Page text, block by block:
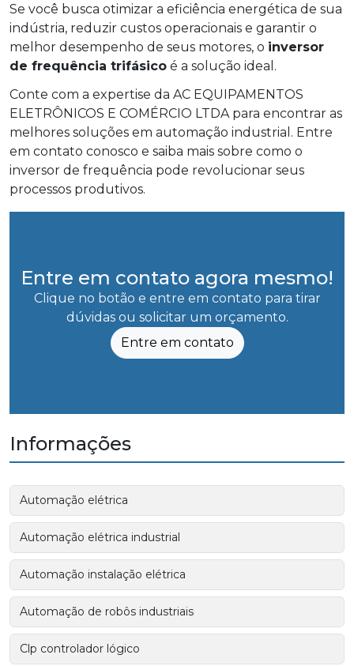
Se você busca otimizar a eficiência energética de sua
indústria, reduzir custos operacionais e garantir o
melhor desempenho de seus motores, o inversor
de frequência trifásico é a solução ideal.
Conte com a expertise da AC EQUIPAMENTOS
ELETRÔNICOS E COMÉRCIO LTDA para encontrar as
melhores soluções em automação industrial. Entre
em contato conosco e saiba mais sobre como o
inversor de frequência pode revolucionar seus
processos produtivos.
Entre em contato agora mesmo!
Clique no botão e entre em contato para tirar
dúvidas ou solicitar um orçamento.
Entre em contato
Informações
Automação elétrica
Automação elétrica industrial
Automação instalação elétrica
Automação de robôs industriais
Clp controlador lógico